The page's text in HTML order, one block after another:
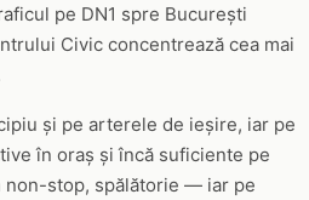
pe DN1 spre București
Civic concentrează cea mai
și pe arterele de ieșire, iar pe
în oraș și încă suficiente pe
non-stop, spălătorie — iar pe